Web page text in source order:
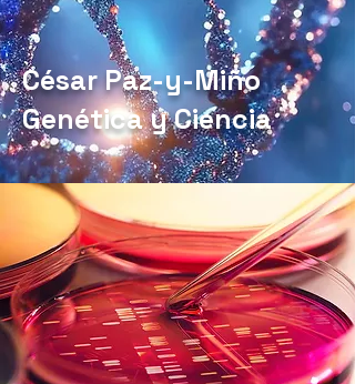
César Paz-y-Miño
Genética y Ciencia